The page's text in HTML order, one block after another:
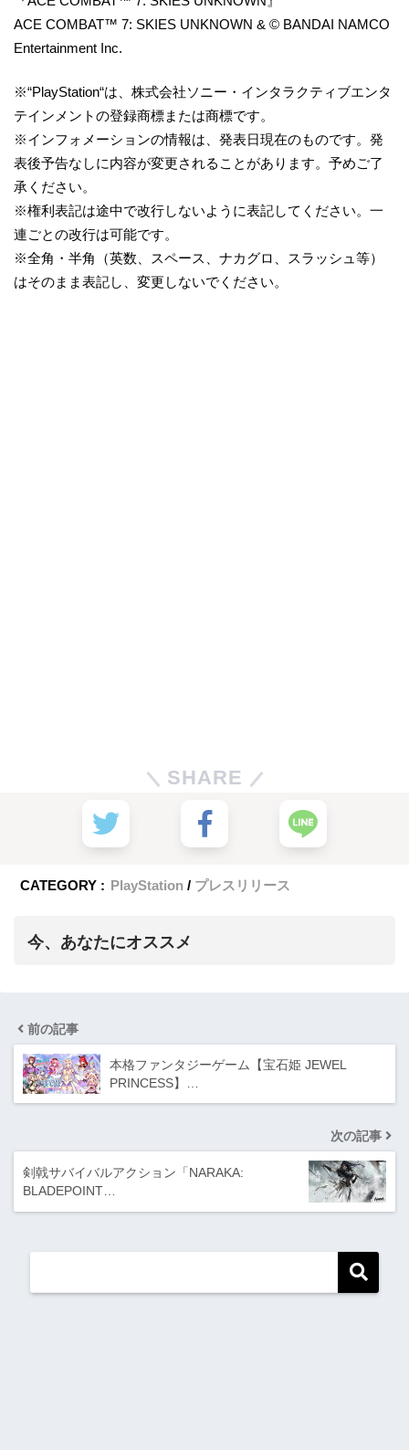
ACE COMBAT™ 7: SKIES UNKNOWN & © BANDAI NAMCO
Entertainment Inc.
※“PlayStation“は、株式会社ソニー・インタラクティブエンタ
テインメントの登録商標または商標です。
※インフォメーションの情報は、発表日現在のものです。発
表後予告なしに内容が変更されることがあります。予めご了
承ください。
※権利表記は途中で改行しないように表記してください。一
連ごとの改行は可能です。
※全角・半角（英数、スペース、ナカグロ、スラッシュ等）
はそのまま表記し、変更しないでください。
SHARE
CATEGORY : PlayStation プレスリリース
今、あなたにオススメ
前の記事
本格ファンタジーゲーム【宝石姫 JEWEL
PRINCESS】…
次の記事
剣戟サバイバルアクション「NARAKA:
BLADEPOINT…